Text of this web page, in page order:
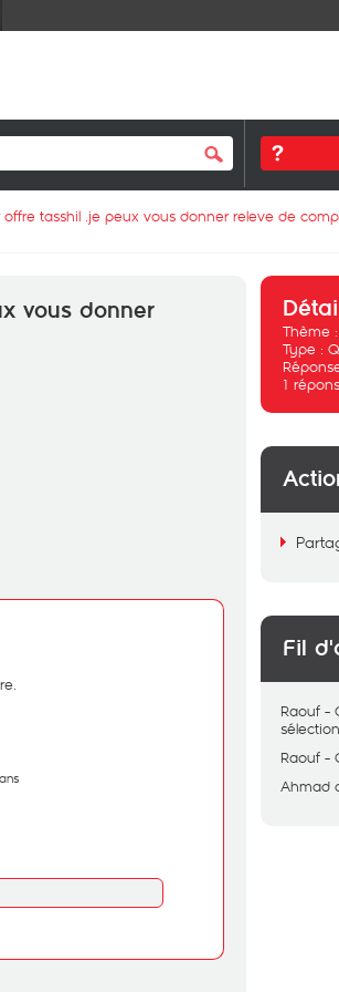
tasshil .je peux vous donner releve de
vous donner
Thème :
Type :
1
Fil
Raouf -
Raouf -
Ahmad